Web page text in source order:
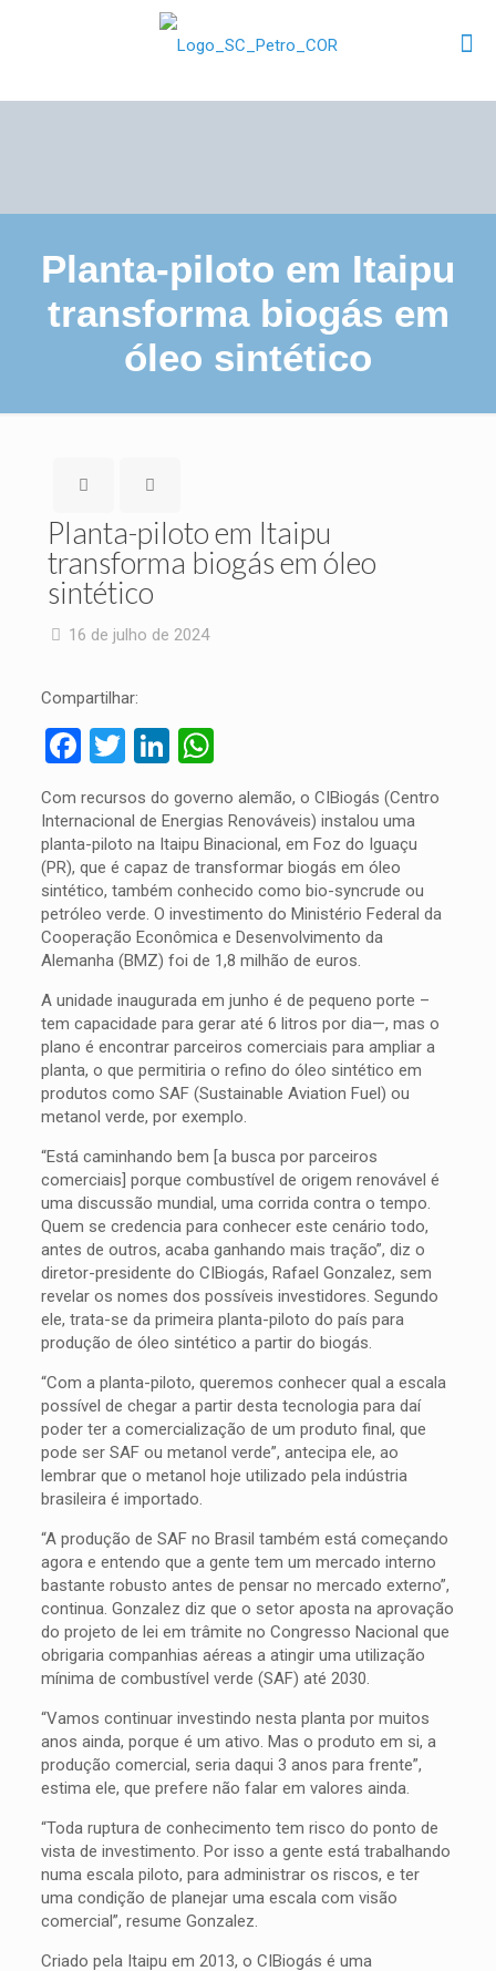
Planta-piloto em Itaipu
transforma biogás em
óleo sintético
Planta-piloto em Itaipu
transforma biogás em óleo
sintético
16 de julho de 2024
Compartilhar:
Facebook
TwitterLinkedIn
WhatsApp
Com recursos do governo alemão, o CIBiogás (Centro
Internacional de Energias Renováveis) instalou uma
planta-piloto na Itaipu Binacional, em Foz do Iguaçu
(PR), que é capaz de transformar biogás em óleo
sintético, também conhecido como bio-syncrude ou
petróleo verde. O investimento do Ministério Federal da
Cooperação Econômica e Desenvolvimento da
Alemanha (BMZ) foi de 1,8 milhão de euros.
A unidade inaugurada em junho é de pequeno porte –
tem capacidade para gerar até 6 litros por dia—, mas o
plano é encontrar parceiros comerciais para ampliar a
planta, o que permitiria o refino do óleo sintético em
produtos como SAF (Sustainable Aviation Fuel) ou
metanol verde, por exemplo.
“Está caminhando bem [a busca por parceiros
comerciais] porque combustível de origem renovável é
uma discussão mundial, uma corrida contra o tempo.
Quem se credencia para conhecer este cenário todo,
antes de outros, acaba ganhando mais tração”, diz o
diretor-presidente do CIBiogás, Rafael Gonzalez, sem
revelar os nomes dos possíveis investidores. Segundo
ele, trata-se da primeira planta-piloto do país para
produção de óleo sintético a partir do biogás.
“Com a planta-piloto, queremos conhecer qual a escala
possível de chegar a partir desta tecnologia para daí
poder ter a comercialização de um produto final, que
pode ser SAF ou metanol verde”, antecipa ele, ao
lembrar que o metanol hoje utilizado pela indústria
brasileira é importado.
“A produção de SAF no Brasil também está começando
agora e entendo que a gente tem um mercado interno
bastante robusto antes de pensar no mercado externo”,
continua. Gonzalez diz que o setor aposta na aprovação
do projeto de lei em trâmite no Congresso Nacional que
obrigaria companhias aéreas a atingir uma utilização
mínima de combustível verde (SAF) até 2030.
“Vamos continuar investindo nesta planta por muitos
anos ainda, porque é um ativo. Mas o produto em si, a
produção comercial, seria daqui 3 anos para frente”,
estima ele, que prefere não falar em valores ainda.
“Toda ruptura de conhecimento tem risco do ponto de
vista de investimento. Por isso a gente está trabalhando
numa escala piloto, para administrar os riscos, e ter
uma condição de planejar uma escala com visão
comercial”, resume Gonzalez.
Criado pela Itaipu em 2013, o CIBiogás é uma